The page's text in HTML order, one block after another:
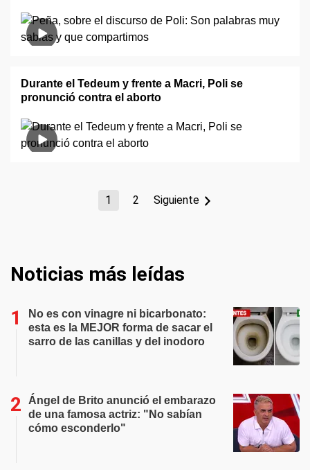
Durante el Tedeum y frente a Macri, Poli se
pronunció contra el aborto
1 2 Siguiente
Noticias más leídas
No es con vinagre ni bicarbonato:
esta es la MEJOR forma de sacar el
sarro de las canillas y del inodoro
Ángel de Brito anunció el embarazo
de una famosa actriz: "No sabían
cómo esconderlo"